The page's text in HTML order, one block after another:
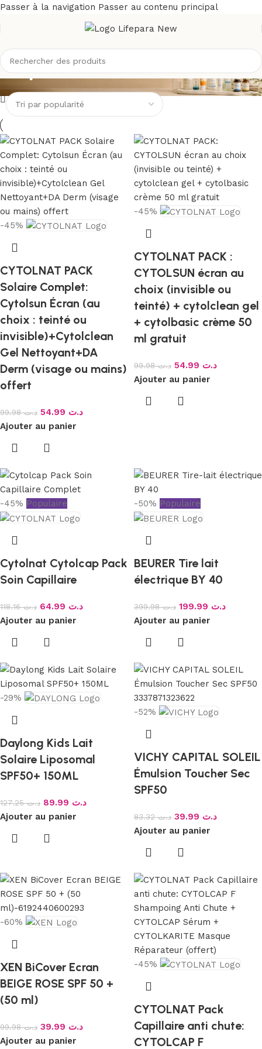
Passer à la navigation Passer au contenu principal
En promotion
-45%
CYTOLNAT PACK
Solaire Complet:
Cytolsun Écran (au
choix : teinté ou
invisible)+Cytolclean
Gel Nettoyant+DA
Derm (visage ou mains)
offert
د.ت99.98 د.ت
Ajouter au panier
-45%
CYTOLNAT PACK :
CYTOLSUN écran au
choix (invisible ou
teinté) + cytolclean gel
+ cytolbasic crème 50
ml gratuit
د.ت99.98 د.ت
Ajouter au panier
-45% Populaire
Cytolnat Cytolcap Pack
Soin Capillaire
د.ت118.16 د.ت
Ajouter au panier
-50% Populaire
BEURER Tire lait
électrique BY 40
د.ت399.98 د.ت
Ajouter au panier
-29%
Daylong Kids Lait
Solaire Liposomal
SPF50+ 150ML
د.ت127.25 د.ت
Ajouter au panier
-52%
VICHY CAPITAL SOLEIL
Émulsion Toucher Sec
SPF50
د.ت83.32 د.ت
Ajouter au panier
-60%
XEN BiCover Ecran
BEIGE ROSE SPF 50 +
(50 ml)
د.ت99.98 د.ت
Ajouter au panier
-45%
CYTOLNAT Pack
Capillaire anti chute:
CYTOLCAP F